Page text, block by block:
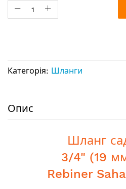
Категорія: Шланги
Опис
Шланг
3/4" (19
Rebiner